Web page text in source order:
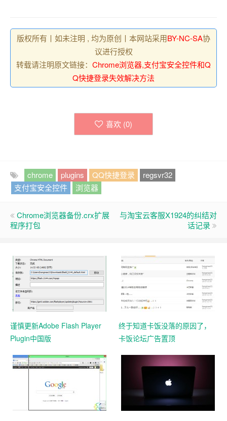
版权所有丨如未注明 , 均为原创丨本网站采用BY-NC-SA协
议进行授权
转载请注明原文链接： Chrome浏览器,支付宝安全控件和Q
Q快捷登录失效解决方法
喜欢 (0)
chrome plugins QQ快捷登录
regsvr32
支付宝安全控件
浏览器
Chrome浏览器备份.crx扩展
程序打包
与淘宝云客服X1924的纠结对
话记录
谨慎更新Adobe Flash Player
Plugin中国版
终于知道卡饭没落的原因了，
卡饭论坛广告置顶